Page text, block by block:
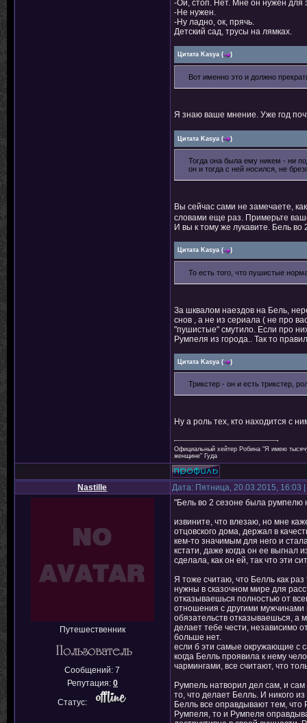
-Ой, стоп. Нет. Мне он нужен для
-Не нужен.
-Ну ладно, ок, прячь.
Детский сад, трусы на лямках.
Цитата Kasya ( )
Вот именно это и должно
Я знаю ваше мнение. Уже год
Цитата Kasya ( )
Тогда она была ему никем - ни
он и тогда с ней носился, не
Вы сейчас сами не замечаете,
словами еще раз. Примерьте
И вы к тому же лукавите. Бель
Цитата Kasya ( )
То есть того, что пушистые
За шквалом наездов на Бель,
снов , а не из сериала ( не про
"пушистые" смутило. Если про
Румпеля из города.. Так то
Цитата Kasya ( )
Трикстер - он и есть трикстер,
Ну а роль тех, кто находится с
Официальный хейтер Робина "Я имею
женщине" Гуда
Nastille Дата: Пятница, 20.03.2015,
Путешественник
Сообщений:7
Репутация: 0
Статус:
"Бель во 2 сезоне была румпелю
извините, что влезаю, но мне
отцовского дома, держал в
кем-то значимым для него и
кстати, даже когда он ее выгнал
сделала, как он ей, так что эти
Я тоже считаю, что Белль как
нужны в сказочном мире для
отказываешься полностью от
отношения с другими мужчинами
обязательств отказываешься, а
делает тебе чести, независимо
больше нет.
если б эти самые окружающие с
когда Белль проявила к нему
чармингами, все считают, что
Румпель натворил дел сам, и сам
то, что делает Белль. И никого
Белль все оправдывают тем,
Румпеля, то и Румпеля